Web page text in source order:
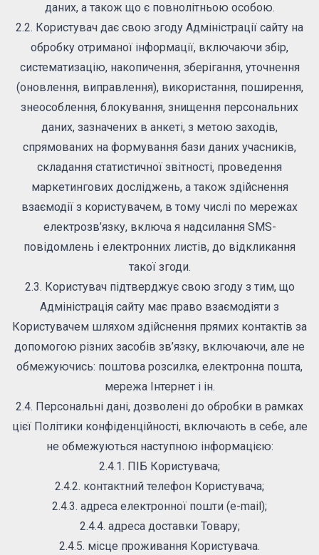
даних, а також що є повнолітньою особою.
2.2. Користувач дає свою згоду Адміністрації сайту на
обробку отриманої інформації, включаючи збір,
систематизацію, накопичення, зберігання, уточнення
(оновлення, виправлення), використання, поширення,
знеособлення, блокування, знищення персональних
даних, зазначених в анкеті, з метою заходів,
спрямованих на формування бази даних учасників,
складання статистичної звітності, проведення
маркетингових досліджень, а також здійснення
взаємодії з користувачем, в тому числі по мережах
електрозв’язку, включа я надсилання SMS-
повідомлень і електронних листів, до відкликання
такої згоди.
2.3. Користувач підтверджує свою згоду з тим, що
Адміністрація сайту має право взаємодіяти з
Користувачем шляхом здійснення прямих контактів за
допомогою різних засобів зв’язку, включаючи, але не
обмежуючись: поштова розсилка, електронна пошта,
мережа Інтернет і ін.
2.4. Персональні дані, дозволені до обробки в рамках
цієї Політики конфіденційності, включають в себе, але
не обмежуються наступною інформацією:
2.4.1. ПІБ Користувача;
2.4.2. контактний телефон Користувача;
2.4.3. адреса електронної пошти (e-mail);
2.4.4. адреса доставки Товару;
2.4.5. місце проживання Користувача.